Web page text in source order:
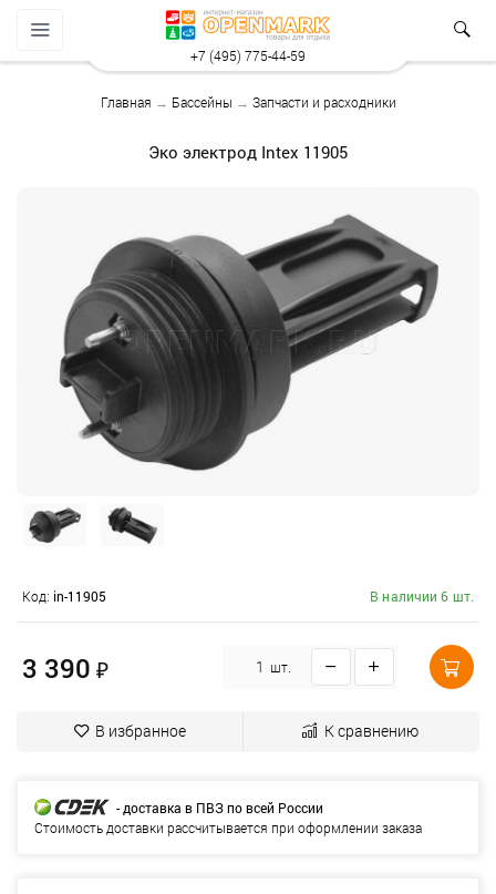
+7 (495) 775-44-59
Главная → Бассейны → Запчасти и расходники
Эко электрод Intex 11905
Код: in-11905 В наличии 6 шт.
3 390 ₽ шт.
В избранное К сравнению
- доставка в ПВЗ по всей России
Стоимость доставки рассчитывается при оформлении заказа